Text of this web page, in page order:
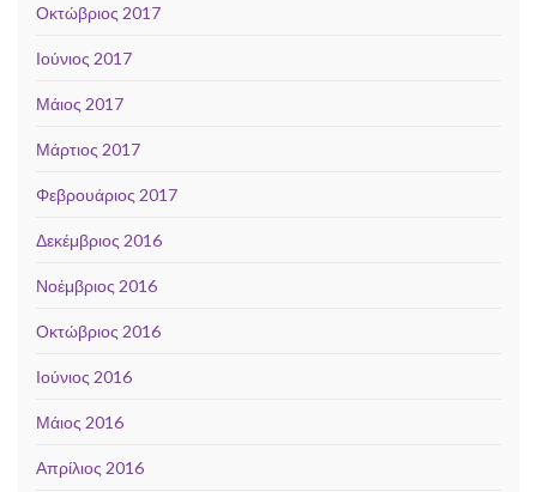
Οκτώβριος 2017
Ιούνιος 2017
Μάιος 2017
Μάρτιος 2017
Φεβρουάριος 2017
Δεκέμβριος 2016
Νοέμβριος 2016
Οκτώβριος 2016
Ιούνιος 2016
Μάιος 2016
Απρίλιος 2016